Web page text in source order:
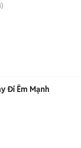
Đi Êm Mạnh